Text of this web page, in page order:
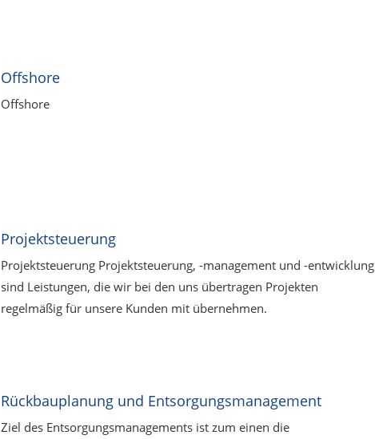
Offshore
Offshore
Projektsteuerung
Projektsteuerung Projektsteuerung, -management und -entwicklung
sind Leistungen, die wir bei den uns übertragen Projekten
regelmäßig für unsere Kunden mit übernehmen.
Rückbauplanung und Entsorgungsmanagement
Ziel des Entsorgungsmanagements ist zum einen die